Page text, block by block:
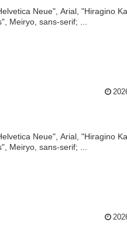
Neue", Arial, "Hiragino
Meiryo, sans-serif; ...
Neue", Arial, "Hiragino
Meiryo, sans-serif; ...